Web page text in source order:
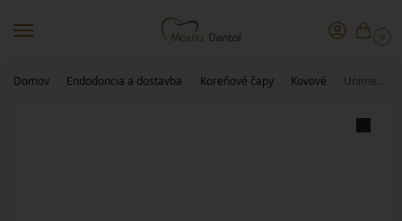
0
Domov Endodoncia a dostavba Koreňové čapy Kovové Unimetric 0,8mm 008S